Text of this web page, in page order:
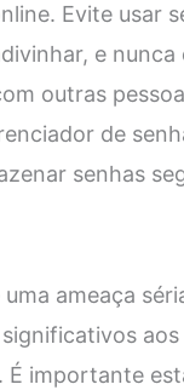
Evite usar
e
outras
de
senhas
ameaça
aos
É importante